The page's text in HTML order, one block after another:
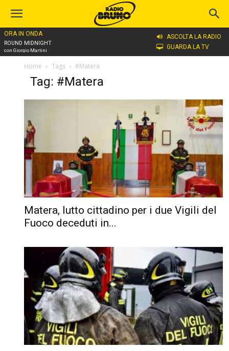
ORA IN ONDA
ROUND MIDNIGHT
con Giorgio Martini
ASCOLTA LA RADIO
GUARDA LA TV
Home Tags #Matera
Tag: #Matera
Matera, lutto cittadino per i due Vigili del
Fuoco deceduti in...